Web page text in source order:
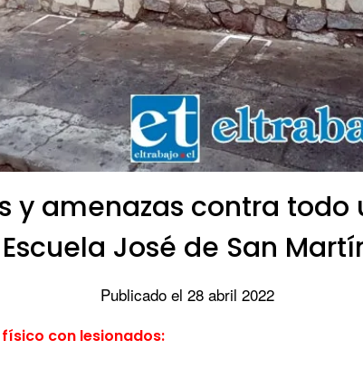
y amenazas contra todo
Escuela José de San
Publicado el 28 abril 2022
con lesionados: